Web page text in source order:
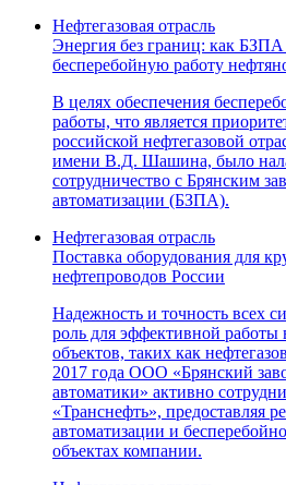
Нефтегазовая отрасль
Энергия без границ: как БЗПА
бесперебойную работу
В целях обеспечения
работы, что является
российской нефтегазовой
имени В.Д. Шашина, было
сотрудничество с Брянским
автоматизации (БЗПА).
Нефтегазовая отрасль
Поставка оборудования для
нефтепроводов России
Надежность и точность всех
роль для эффективной
объектов, таких как
2017 года ООО «Брянский
автоматики» активно
«Транснефть», предоставляя
автоматизации и
объектах компании.